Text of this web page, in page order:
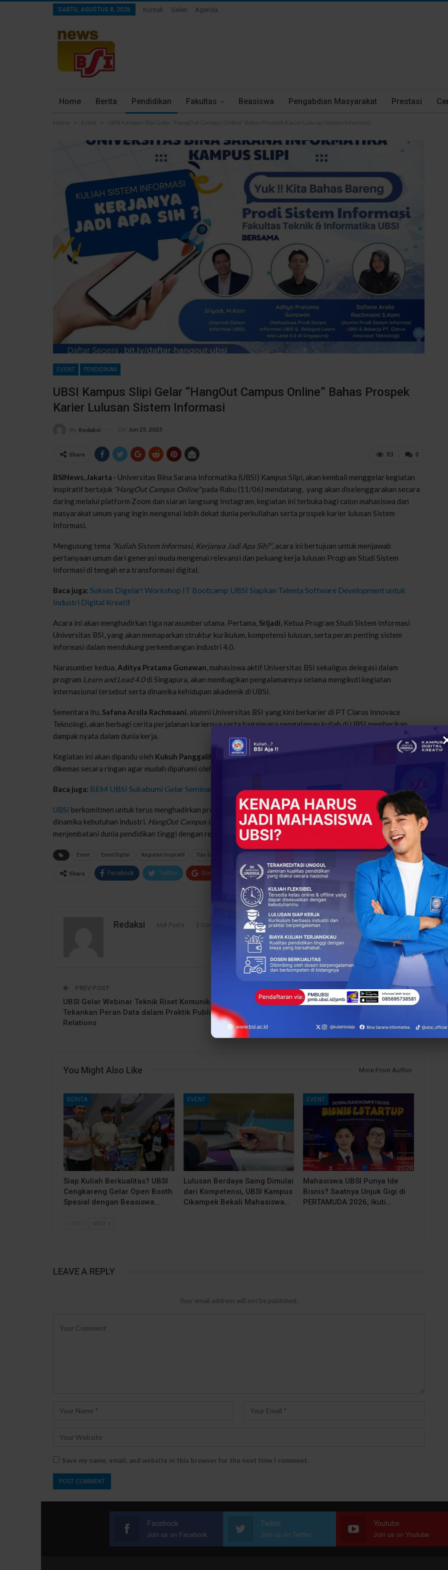
SABTU, AGUSTUS 8, 2026 Kontak Galeri Agenda
Home Berita Pendidikan Fakultas Beasiswa Pengabdian Masyarakat Prestasi
Home Event UBSI Kampus Slipi Gelar “HangOut Campus Online” Bahas Prospek Karier Lulusan Sistem Informasi
EVENT PENDIDIKAN
UBSI Kampus Slipi Gelar “HangOut Campus Online” Bahas Prospek
Karier Lulusan Sistem Informasi
By Redaksi On Jun 25, 2025
0
93
Share
BSINews, Jakarta– Universitas Bina Sarana Informatika (UBSI) Kampus Slipi, akan kembali menggelar kegiatan
inspiratif bertajuk “HangOut Campus Online”pada Rabu (11/06) mendatang, yang akan diselenggarakan secara
daring melalui platform Zoom dan siaran langsung Instagram, kegiatan ini terbuka bagi calon mahasiswa dan
masyarakat umum yang ingin mengenal lebih dekat dunia perkuliahan serta prospek karier lulusan Sistem
Informasi.
Mengusung tema “Kuliah Sistem Informasi, Kerjanya Jadi Apa Sih?”, acara ini bertujuan untuk menjawab
pertanyaan umum dari generasi muda mengenai relevansi dan peluang kerja lulusan Program Studi Sistem
Informasi di tengah era transformasi digital.
Baca juga: Sukses Digelar! Workshop IT Bootcamp UBSI Siapkan Talenta Software Development untuk
Industri Digital Kreatif
Acara ini akan menghadirkan tiga narasumber utama. Pertama, Srijadi, Ketua Program Studi Sistem Informasi
Universitas BSI, yang akan memaparkan struktur kurikulum, kompetensi lulusan, serta peran penting sistem
informasi dalam mendukung perkembangan industri 4.0.
Narasumber kedua, Aditya Pratama Gunawan, mahasiswa aktif Universitas BSI sekaligus delegasi dalam
program Learn and Lead 4.0di Singapura, akan membagikan pengalamannya selama mengikuti kegiatan
internasional tersebut serta dinamika kehidupan akademik di UBSI.
Sementara itu, Safana Arsila Rachmaani, alumni Universitas BSI yang kini berkarier di PT Clarus Innovace
Teknologi, akan berbagi cerita perjalanan kariernya serta bagaimana pengalaman kuliah di UBSI memberikan
dampak nyata dalam dunia kerja.
Kegiatan ini akan dipandu oleh Kukuh Panggalih
sebagai host, dengan format diskusi yang interaktif dan
dikemas secara ringan agar mudah dipahami oleh peserta dari berbagai latar belakang.
Baca juga: BEM UBSI Sukabumi Gelar Seminar Pencegahan Kekerasan Seksual di Ranah Pendidikan
UBSI berkomitmen untuk terus menghadirkan program edukatif yang relevan, inspiratif, dan responsif terhadap
dinamika kebutuhan industri. HangOut Campus Online
merupakan salah satu wujud konkret upaya UBSI dalam
menjembatani dunia pendidikan tinggi dengan realitas dunia kerja saat ini.(CHA)
Event Event Digital Kegiatan Inspiratif Tips Sukses Lulusan Sistem Informasi
93
Share Facebook Twitter Google+ ReddIt
Redaksi 668 Posts 0 Comments
PREV POST
UBSI Gelar Webinar Teknik Riset Komunikasi,
Tekankan Peran Data dalam Praktik Public
Relations
NEXT POST
Gotong Royong Anak Bangsa, Edukasi
You Might Also Like More From Author
BERITA
Siap Kuliah Berkualitas? UBSI
Cengkareng Gelar Open Booth
Spesial dengan Beasiswa…
EVENT
Lulusan Berdaya Saing Dimulai
dari Kompetensi, UBSI Kampus
Cikampek Bekali Mahasiswa…
EVENT
Mahasiswa UBSI Punya Ide
Bisnis? Saatnya Unjuk Gigi di
PERTAMUDA 2026, Ikuti…
NEXT
LEAVE A REPLY
Your email address will not be published.
Save my name, email, and website in this browser for the next time I comment.
Facebook
Join us on Facebook
Twitter
Join us on Twitter
Youtube
Join us on Youtube